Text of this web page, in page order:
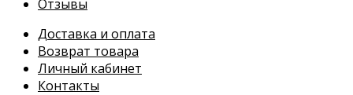
Отзывы
Доставка и оплата
Возврат товара
Личный кабинет
Контакты